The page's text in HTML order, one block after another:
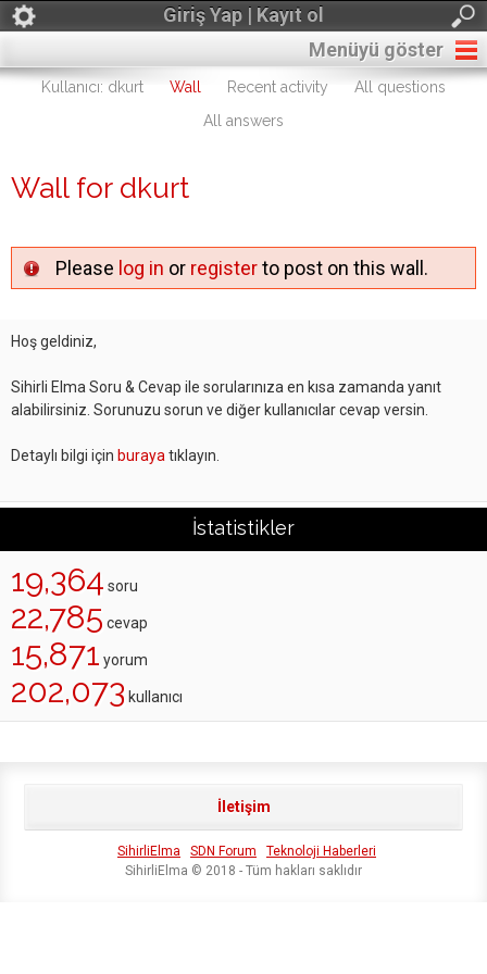
Giriş Yap | Kayıt ol
Menüyü göster
Kullanıcı: dkurt Wall Recent activity
All questions
All answers
Wall for dkurt
Please log in or registerto post on this wall.
Hoş geldiniz,
Sihirli Elma Soru & Cevap ile sorularınıza en kısa zamanda yanıt
alabilirsiniz. Sorunuzu sorun ve diğer kullanıcılar cevap versin.
Detaylı bilgi için buraya tıklayın.
İstatistikler
19,364 soru
22,785 cevap
15,871 yorum
202,073 kullanıcı
İletişim
SihirliElma SDN Forum
Teknoloji Haberleri
SihirliElma © 2018 - Tüm hakları saklıdır